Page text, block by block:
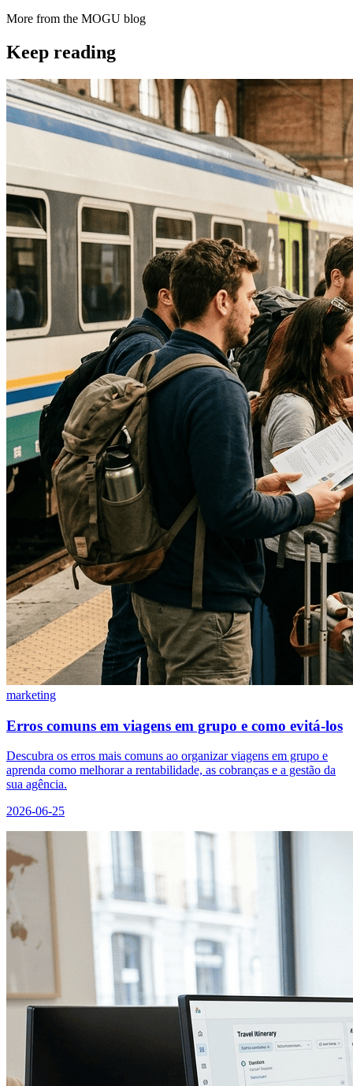
More from the MOGU blog
Keep reading
marketing
Erros comuns em viagens em grupo e como evitá-los
Descubra os erros mais comuns ao organizar viagens em grupo e
aprenda como melhorar a rentabilidade, as cobranças e a gestão da
sua agência.
2026-06-25